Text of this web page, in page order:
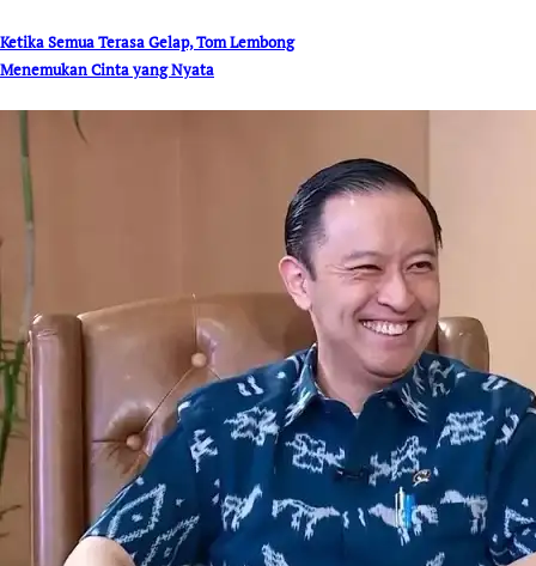
Ketika Semua Terasa Gelap, Tom Lembong
Menemukan Cinta yang Nyata